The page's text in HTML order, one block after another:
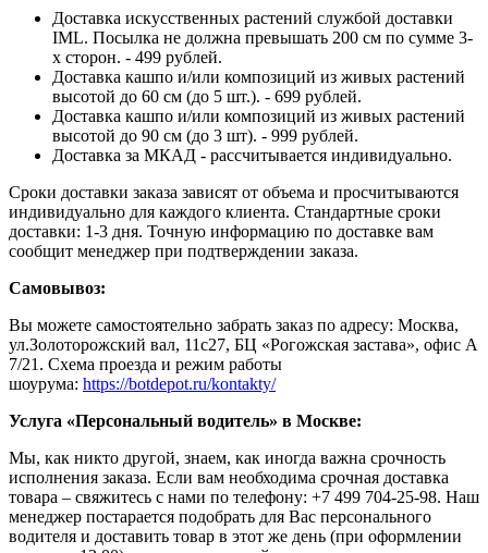
Доставка искусственных растений службой доставки
IML. Посылка не должна превышать 200 см по сумме 3-
х сторон. - 499 рублей.
Доставка кашпо и/или композиций из живых растений
высотой до 60 см (до 5 шт.). - 699 рублей.
Доставка кашпо и/или композиций из живых растений
высотой до 90 см (до 3 шт). - 999 рублей.
Доставка за МКАД - рассчитывается индивидуально.
Сроки доставки заказа зависят от объема и просчитываются
индивидуально для каждого клиента. Стандартные сроки
доставки: 1-3 дня. Точную информацию по доставке вам
сообщит менеджер при подтверждении заказа.
Самовывоз:
Вы можете самостоятельно забрать заказ по адресу: Москва,
ул.Золоторожский вал, 11с27, БЦ «Рогожская застава», офис А
7/21. Схема проезда и режим работы
шоурума: https://botdepot.ru/kontakty/
Услуга «Персональный водитель» в Москве:
Мы, как никто другой, знаем, как иногда важна срочность
исполнения заказа. Если вам необходима срочная доставка
товара – свяжитесь с нами по телефону: +7 499 704-25-98. Наш
менеджер постарается подобрать для Вас персонального
водителя и доставить товар в этот же день (при оформлении